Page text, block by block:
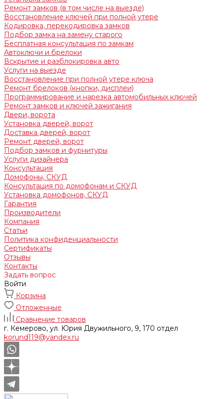
Ремонт замков (в том числе на выезде)
Восстановление ключей при полной утере
Кодировка, перекодировка замков
Подбор замка на замену старого
Бесплатная консультация по замкам
Автоключи и брелоки
Вскрытие и разблокировка авто
Услуги на выезде
Восстановление при полной утере ключа
Ремонт брелоков (кнопки, дисплеи)
Программирование и нарезка автомобильных ключей
Ремонт замков и ключей зажигания
Двери, ворота
Установка дверей, ворот
Доставка дверей, ворот
Ремонт дверей, ворот
Подбор замков и фурнитуры
Услуги дизайнера
Консультация
Домофоны, СКУД
Консультация по домофонам и СКУД
Установка домофонов, СКУД
Гарантия
Производители
Компания
Статьи
Политика конфиденциальности
Сертификаты
Отзывы
Контакты
Задать вопрос
Войти
Корзина
Отложенные
Сравнение товаров
г. Кемерово, ул. Юрия Двужильного, 9, 170 отдел
korund119@yandex.ru